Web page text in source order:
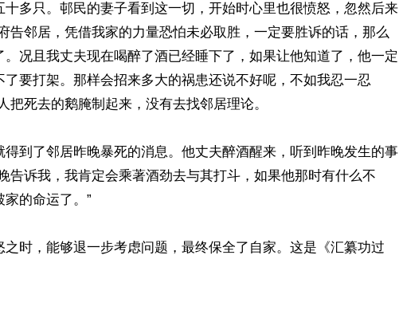
多只。邨民的妻子看到这一切，开始时心里也很愤怒，忽然后来
告邻居，凭借我家的力量恐怕未必取胜，一定要胜诉的话，那么
况且我丈夫现在喝醉了酒已经睡下了，如果让他知道了，他一定
要打架。那样会招来多大的祸患还说不好呢，不如我忍一忍
把死去的鹅腌制起来，没有去找邻居理论。
到了邻居昨晚暴死的消息。他丈夫醉酒醒来，听到昨晚发生的事
告诉我，我肯定会乘著酒劲去与其打斗，如果他那时有什么不
的命运了。”
时，能够退一步考虑问题，最终保全了自家。这是《汇纂功过